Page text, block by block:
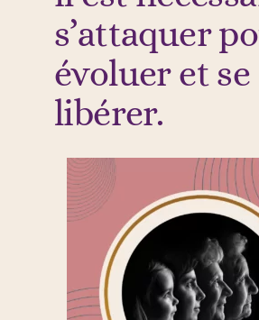
s’attaquer
évoluer et se
libérer.